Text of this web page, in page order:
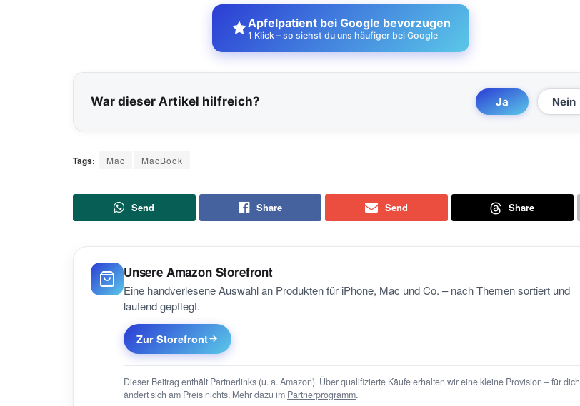
Apfelpatient bei Google bevorzugen
1 Klick – so siehst du uns häufiger bei Google
War dieser Artikel hilfreich? Ja Nein
Tags: Mac MacBook
Send Share Send Share
Unsere Amazon Storefront
Eine handverlesene Auswahl an Produkten für iPhone, Mac und Co. – nach Themen sortiert und
laufend gepflegt.
Zur Storefront
Dieser Beitrag enthält Partnerlinks (u. a. Amazon). Über qualifizierte Käufe erhalten wir eine kleine Provision – für dich
ändert sich am Preis nichts. Mehr dazu im Partnerprogramm.